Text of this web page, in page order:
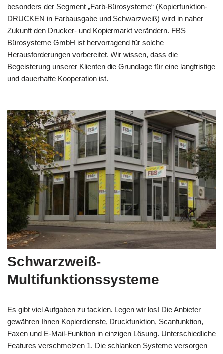
besonders der Segment „Farb-Bürosysteme“ (Kopierfunktion-
DRUCKEN in Farbausgabe und Schwarzweiß) wird in naher
Zukunft den Drucker- und Kopiermarkt verändern. FBS
Bürosysteme GmbH ist hervorragend für solche
Herausforderungen vorbereitet. Wir wissen, dass die
Begeisterung unserer Klienten die Grundlage für eine langfristige
und dauerhafte Kooperation ist.
Schwarzweiß-
Multifunktionssysteme
Es gibt viel Aufgaben zu tacklen. Legen wir los! Die Anbieter
gewähren Ihnen Kopierdienste, Druckfunktion, Scanfunktion,
Faxen und E-Mail-Funktion in einzigen Lösung. Unterschiedliche
Features verschmelzen 1. Die schlanken Systeme versorgen